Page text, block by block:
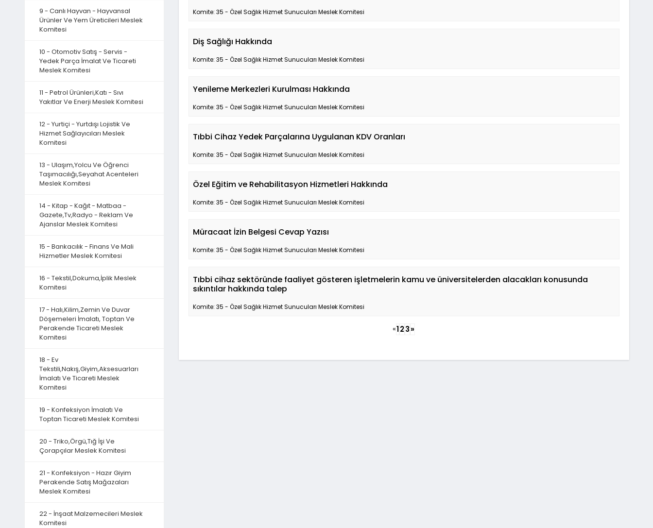
9 - Canlı Hayvan - Hayvansal
Ürünler Ve Yem Üreticileri Meslek
Komitesi
10 - Otomotiv Satış - Servis -
Yedek Parça İmalat Ve Ticareti
Meslek Komitesi
11 - Petrol Ürünleri,Katı - Sıvı
Yakıtlar Ve Enerji Meslek Komitesi
12 - Yurtiçi - Yurtdışı Lojistik Ve
Hizmet Sağlayıcıları Meslek
Komitesi
13 - Ulaşım,Yolcu Ve Öğrenci
Taşımacılığı,Seyahat Acenteleri
Meslek Komitesi
14 - Kitap - Kağıt - Matbaa -
Gazete,Tv,Radyo - Reklam Ve
Ajanslar Meslek Komitesi
15 - Bankacılık - Finans Ve Mali
Hizmetler Meslek Komitesi
16 - Tekstil,Dokuma,İplik Meslek
Komitesi
17 - Halı,Kilim,Zemin Ve Duvar
Döşemeleri İmalatı, Toptan Ve
Perakende Ticareti Meslek
Komitesi
18 - Ev
Tekstili,Nakış,Giyim,Aksesuarları
İmalatı Ve Ticareti Meslek
Komitesi
19 - Konfeksiyon İmalatı Ve
Toptan Ticareti Meslek Komitesi
20 - Triko,Örgü,Tığ İşi Ve
Çorapçılar Meslek Komitesi
21 - Konfeksiyon - Hazır Giyim
Perakende Satış Mağazaları
Meslek Komitesi
22 - İnşaat Malzemecileri Meslek
Komitesi
Komite: 35 - Özel Sağlık Hizmet Sunucuları Meslek Komitesi
Diş Sağlığı Hakkında
Komite: 35 - Özel Sağlık Hizmet Sunucuları Meslek Komitesi
Yenileme Merkezleri Kurulması Hakkında
Komite: 35 - Özel Sağlık Hizmet Sunucuları Meslek Komitesi
Tıbbi Cihaz Yedek Parçalarına Uygulanan KDV Oranları
Komite: 35 - Özel Sağlık Hizmet Sunucuları Meslek Komitesi
Özel Eğitim ve Rehabilitasyon Hizmetleri Hakkında
Komite: 35 - Özel Sağlık Hizmet Sunucuları Meslek Komitesi
Müracaat İzin Belgesi Cevap Yazısı
Komite: 35 - Özel Sağlık Hizmet Sunucuları Meslek Komitesi
Tıbbi cihaz sektöründe faaliyet gösteren işletmelerin kamu ve üniversitelerden alacakları konusunda
sıkıntılar hakkında talep
Komite: 35 - Özel Sağlık Hizmet Sunucuları Meslek Komitesi
«123»